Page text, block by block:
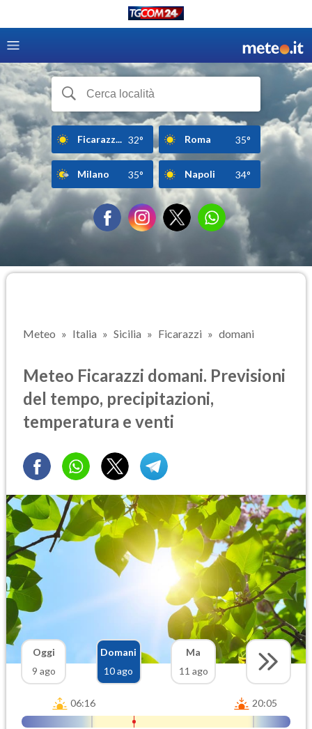
Ficarazz... 32° Roma 35°
Milano 35° Napoli 34°
Meteo Italia Sicilia Ficarazzi domani
Meteo Ficarazzi domani. Previsioni
del tempo, precipitazioni,
temperatura e venti
Oggi
9 ago
Domani
10 ago
Ma
11 ago
06:16 20:05